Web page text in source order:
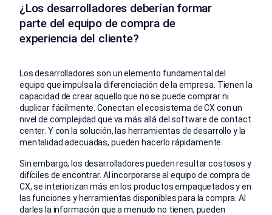
¿Los desarrolladores deberían formar
parte del equipo de compra de
experiencia del cliente?
Los desarrolladores son un elemento fundamental del
equipo que impulsa la diferenciación de la empresa. Tienen la
capacidad de crear aquello que no se puede comprar ni
duplicar fácilmente. Conectan el ecosistema de CX con un
nivel de complejidad que va más allá del software de contact
center. Y con la solución, las herramientas de desarrollo y la
mentalidad adecuadas, pueden hacerlo rápidamente.
Sin embargo, los desarrolladores pueden resultar costosos y
difíciles de encontrar. Al incorporarse al equipo de compra de
CX, se interiorizan más en los productos empaquetados y en
las funciones y herramientas disponibles para la compra. Al
darles la información que a menudo no tienen, pueden